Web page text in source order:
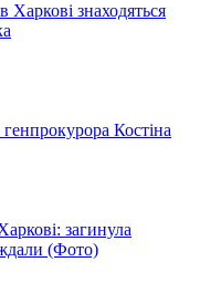
Харкові знаходяться
Костіна
загинула
(Фото)